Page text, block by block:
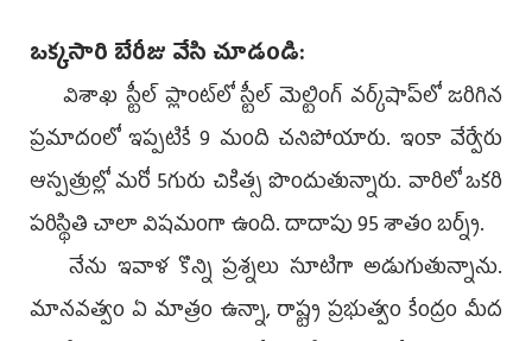
ఒక్కసారి బేరీజు వేసి చూడండి:
విశాఖ స్టీల్‌ ప్లాంట్‌లో స్టీల్‌ మెల్టింగ్‌ వర్క్‌షాప్‌లో జరిగిన
ప్రమాదంలో ఇప్పటికే 9 మంది చనిపోయారు. ఇంకా వేర్వేరు
ఆస్పత్రుల్లో మరో 5గురు చికిత్స పొందుతున్నారు. వారిలో ఒకరి
పరిస్థితి చాలా విషమంగా ఉంది. దాదాపు 95 శాతం బర్న్స్‌.
నేను ఇవాళ కొన్ని ప్రశ్నలు సూటిగా అడుగుతున్నాను.
మానవత్వం ఏ మాత్రం ఉన్నా, రాష్ట్ర ప్రభుత్వం కేంద్రం మీద